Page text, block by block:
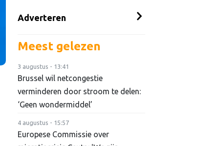
Adverteren
Meest gelezen
3 augustus - 13:41
Brussel wil netcongestie
verminderen door stroom te delen:
‘Geen wondermiddel’
4 augustus - 15:57
Europese Commissie over